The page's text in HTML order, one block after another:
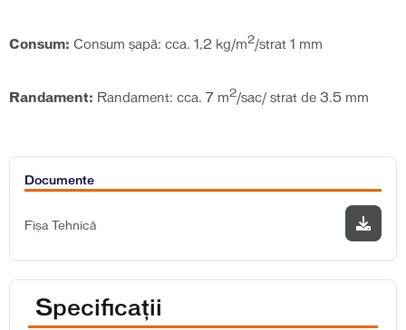
Consum: Consum șapă: cca. 1,2 kg/m2/strat 1 mm
Randament: Randament: cca. 7 m2/sac/ strat de 3.5 mm
Documente
Fișa Tehnică
Specificații